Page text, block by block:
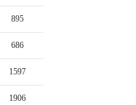
895
686
1597
1906